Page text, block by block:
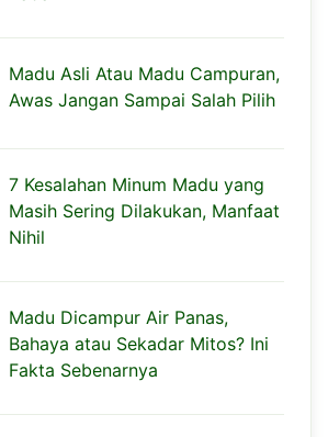
Madu Asli Atau Madu Campuran,
Awas Jangan Sampai Salah Pilih
7 Kesalahan Minum Madu yang
Masih Sering Dilakukan, Manfaat
Nihil
Madu Dicampur Air Panas,
Bahaya atau Sekadar Mitos? Ini
Fakta Sebenarnya